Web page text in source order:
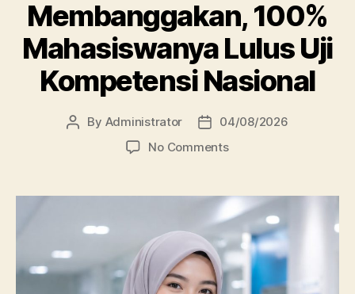
Membanggakan, 100%
Mahasiswanya Lulus Uji
Kompetensi Nasional
Post
By Administrator
Post04/08/2026
No Commentson
Unissula
Catatkan
Prestasi
Membanggakan,
100%
Mahasiswanya